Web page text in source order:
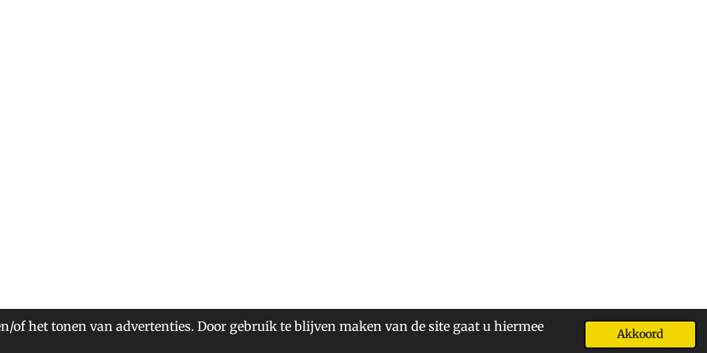
of het tonen van advertenties. Door gebruik te blijven maken van de site gaat u hiermee Akkoord